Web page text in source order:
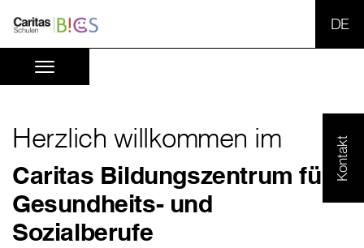
Kontakt
Herzlich willkommen im
Caritas Bildungszentrum für
Gesundheits- und
Sozialberufe